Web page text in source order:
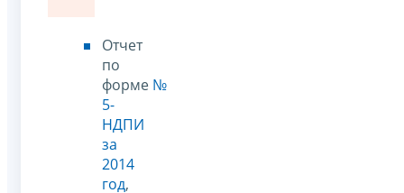
Отчет
по
форме №
5-
НДПИ
за
2014
год,